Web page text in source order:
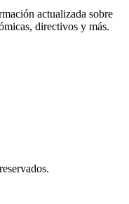
actualizada sobre
directivos y más.